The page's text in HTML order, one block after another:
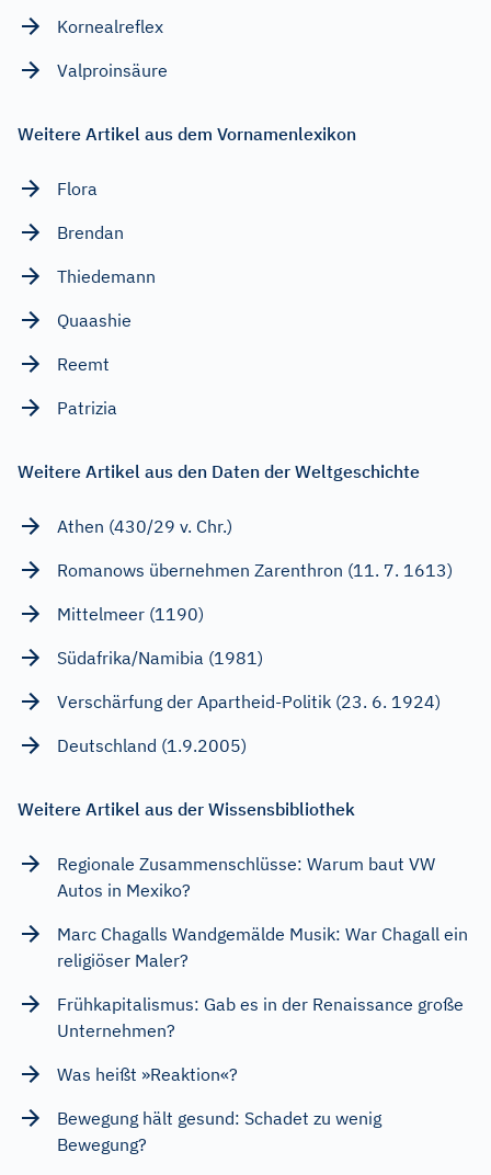
Kornealreflex
Valproinsäure
Weitere Artikel aus dem Vornamenlexikon
Flora
Brendan
Thiedemann
Quaashie
Reemt
Patrizia
Weitere Artikel aus den Daten der Weltgeschichte
Athen (430/29 v. Chr.)
Romanows übernehmen Zarenthron (11. 7. 1613)
Mittelmeer (1190)
Südafrika/Namibia (1981)
Verschärfung der Apartheid-Politik (23. 6. 1924)
Deutschland (1.9.2005)
Weitere Artikel aus der Wissensbibliothek
Regionale Zusammenschlüsse: Warum baut VW
Autos in Mexiko?
Marc Chagalls Wandgemälde Musik: War Chagall ein
religiöser Maler?
Frühkapitalismus: Gab es in der Renaissance große
Unternehmen?
Was heißt »Reaktion«?
Bewegung hält gesund: Schadet zu wenig
Bewegung?